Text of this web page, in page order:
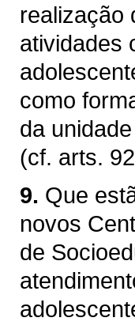
realização
atividades
como
da unidade
(cf. arts.
9. Que
novos
de